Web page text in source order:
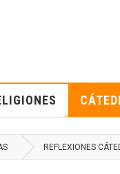
REFLEXIONES